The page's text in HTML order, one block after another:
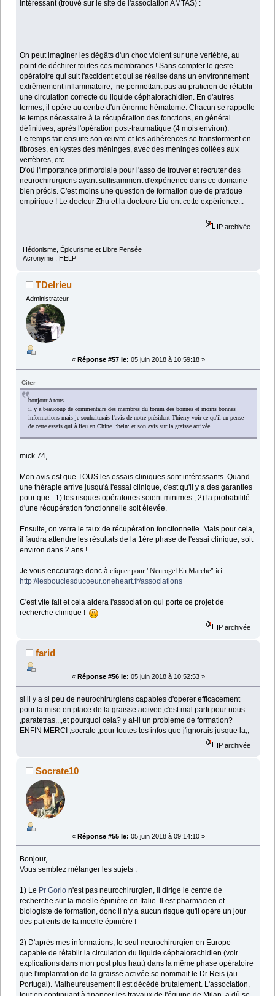
intéressant (trouvé sur le site de l'association AMTAS) :
On peut imaginer les dégâts d'un choc violent sur une vertèbre, au
point de déchirer toutes ces membranes ! Sans compter le geste
opératoire qui suit l'accident et qui se réalise dans un environnement
extrêmement inflammatoire, ne permettant pas au praticien de rétablir
une circulation correcte du liquide céphalorachidien. En d'autres
termes, il opère au centre d'un énorme hématome. Chacun se rappelle
le temps nécessaire à la récupération des fonctions, en général
définitives, après l'opération post-traumatique (4 mois environ).
Le temps fait ensuite son œuvre et les adhérences se transforment en
fibroses, en kystes des méninges, avec des méninges collées aux
vertèbres, etc...
D'où l'importance primordiale pour l'asso de trouver et recruter des
neurochirurgiens ayant suffisamment d'expérience dans ce domaine
bien précis. C'est moins une question de formation que de pratique
empirique ! Le docteur Zhu et la docteure Liu ont cette expérience...
IP archivée
Hédonisme, Épicurisme et Libre Pensée
Acronyme : HELP
TDelrieu
Administrateur
« Réponse #57 le: 05 juin 2018 à 10:59:18 »
Citer
bonjour à tous
il y a beaucoup de commentaire des membres du forum des bonnes et moins bonnes
informations mais je souhaiterais l'avis de notre président Thierry voir ce qu'il en pense
de cette essais qui à lieu en Chine :hein: et son avis sur la graisse activée
mick 74,
Mon avis est que TOUS les essais cliniques sont intéressants. Quand
une thérapie arrive jusqu'à l'essai clinique, c'est qu'il y a des garanties
pour que : 1) les risques opératoires soient minimes ; 2) la probabilité
d'une récupération fonctionnelle soit élevée.
Ensuite, on verra le taux de récupération fonctionnelle. Mais pour cela,
il faudra attendre les résultats de la 1ère phase de l'essai clinique, soit
environ dans 2 ans !
Je vous encourage donc àcliquer pour "Neurogel En Marche"ici :
http://lesbouclesducoeur.oneheart.fr/associations
C'est vite fait et cela aidera l'association qui porte ce projet de
recherche clinique !
IP archivée
farid
« Réponse #56 le: 05 juin 2018 à 10:52:53 »
si il y a si peu de neurochirurgiens capables d'operer efficacement
pour la mise en place de la graisse activee,c'est mal parti pour nous
,paratetras,,,,et pourquoi cela? y at-il un probleme de formation?
ENFIN MERCI ,socrate ,pour toutes tes infos que j'ignorais jusque la,,
IP archivée
Socrate10
« Réponse #55 le: 05 juin 2018 à 09:14:10 »
Bonjour,
Vous semblez mélanger les sujets :
1) Le Pr Gorio n'est pas neurochirurgien, il dirige le centre de
recherche sur la moelle épinière en Italie. Il est pharmacien et
biologiste de formation, donc il n'y a aucun risque qu'il opère un jour
des patients de la moelle épinière !
2) D'après mes informations, le seul neurochirurgien en Europe
capable de rétablir la circulation du liquide céphalorachidien (voir
explications dans mon post plus haut) dans la même phase opératoire
que l'implantation de la graisse activée se nommait le Dr Reis (au
Portugal). Malheureusement il est décédé brutalement. L'association,